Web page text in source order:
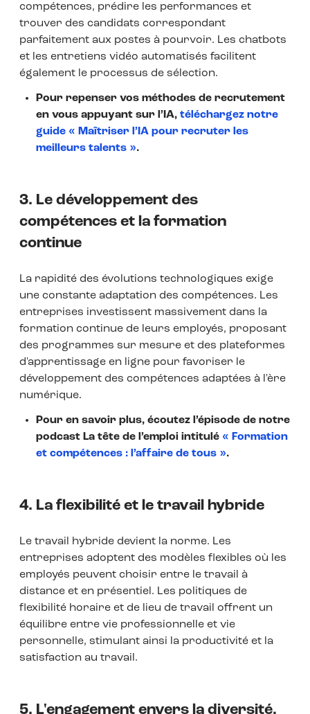
compétences, prédire les performances et
trouver des candidats correspondant
parfaitement aux postes à pourvoir. Les chatbots
et les entretiens vidéo automatisés facilitent
également le processus de sélection.
Pour repenser vos méthodes de recrutement
en vous appuyant sur l’IA, téléchargez notre
guide « Maîtriser l’IA pour recruter les
meilleurs talents ».
3. Le développement des
compétences et la formation
continue
La rapidité des évolutions technologiques exige
une constante adaptation des compétences. Les
entreprises investissent massivement dans la
formation continue de leurs employés, proposant
des programmes sur mesure et des plateformes
d'apprentissage en ligne pour favoriser le
développement des compétences adaptées à l'ère
numérique.
Pour en savoir plus, écoutez l’épisode de notre
podcast La tête de l’emploi intitulé « Formation
et compétences : l’affaire de tous ».
4. La flexibilité et le travail hybride
Le travail hybride devient la norme. Les
entreprises adoptent des modèles flexibles où les
employés peuvent choisir entre le travail à
distance et en présentiel. Les politiques de
flexibilité horaire et de lieu de travail offrent un
équilibre entre vie professionnelle et vie
personnelle, stimulant ainsi la productivité et la
satisfaction au travail.
5. L'engagement envers la diversité,